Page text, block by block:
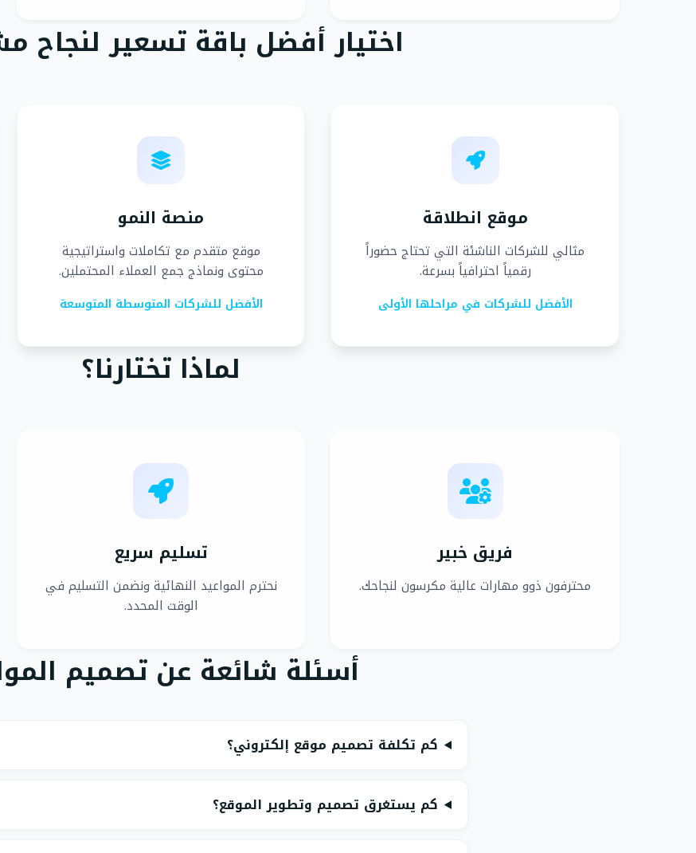
اختيار أفضل باقة تسعير لنجاح
موقع انطلاقة
مثالي للشركات الناشئة التي تحتاج حضوراً
رقمياً احترافياً بسرعة.
الأفضل للشركات في مراحلها الأولى
منصة النمو
موقع متقدم مع تكاملات واستراتيجية
محتوى ونماذج جمع العملاء المحتملين.
الأفضل للشركات المتوسطة المتوسعة
لماذا تختارنا؟
فريق خبير
محترفون ذوو مهارات عالية مكرسون لنجاحك.
تسليم سريع
نحترم المواعيد النهائية ونضمن التسليم في
الوقت المحدد.
أسئلة شائعة عن تصميم
كم تكلفة تصميم موقع إلكتروني؟
كم يستغرق تصميم وتطوير الموقع؟